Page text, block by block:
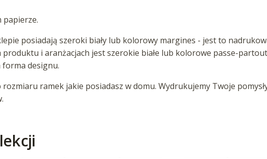
papierze.
posiadają szeroki biały lub kolorowy margines - jest to
produktu i aranżacjach jest szerokie białe lub kolorowe passe-
forma designu.
ramek jakie posiadasz w domu. Wydrukujemy Twoje